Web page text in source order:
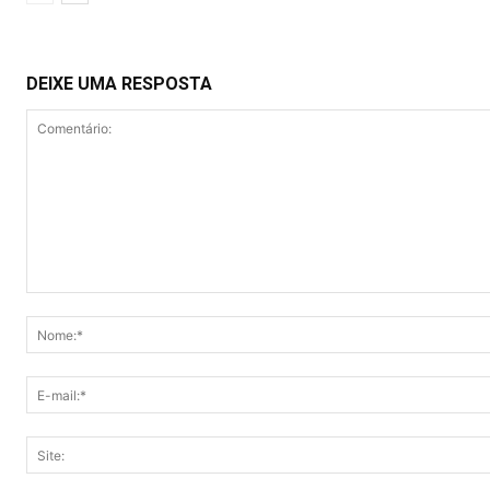
DEIXE UMA RESPOSTA